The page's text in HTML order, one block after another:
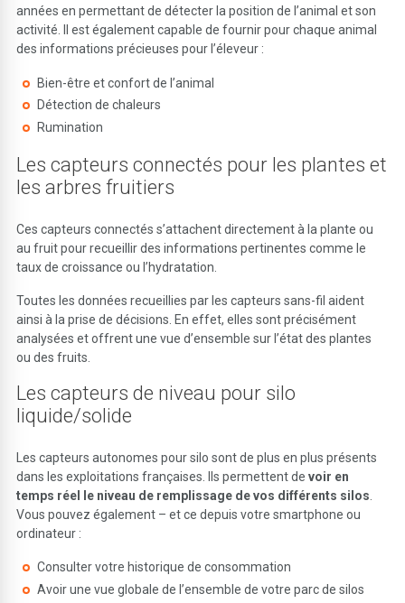
années en permettant de détecter la position de l’animal et son
activité. Il est également capable de fournir pour chaque animal
des informations précieuses pour l’éleveur :
Bien-être et confort de l’animal
Détection de chaleurs
Rumination
Les capteurs connectés pour les plantes et
les arbres fruitiers
Ces capteurs connectés s’attachent directement à la plante ou
au fruit pour recueillir des informations pertinentes comme le
taux de croissance ou l’hydratation.
Toutes les données recueillies par les capteurs sans-fil aident
ainsi à la prise de décisions. En effet, elles sont précisément
analysées et offrent une vue d’ensemble sur l’état des plantes
ou des fruits.
Les capteurs de niveau pour silo
liquide/solide
Les capteurs autonomes pour silo sont de plus en plus présents
dans les exploitations françaises. Ils permettent devoir en
temps réel le niveau de remplissage de vos différents silos
Vous pouvez également – et ce depuis votre smartphone ou
ordinateur :
Consulter votre historique de consommation
Avoir une vue globale de l’ensemble de votre parc de silos